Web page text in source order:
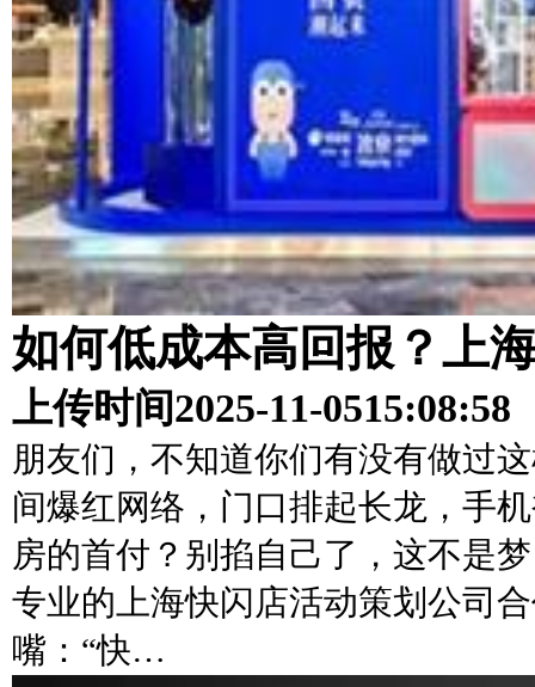
如何低成本高回报？上
上传时间2025-11-0515:08:58
朋友们，不知道你们有没有做过
间爆红网络，门口排起长龙，手
房的首付？别掐自己了，这不是
专业的上海快闪店活动策划公司
嘴：“快…